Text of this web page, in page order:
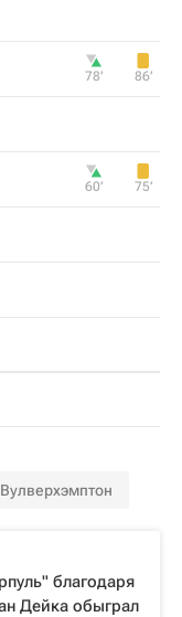
78‎’‎ 86‎’‎
60‎’‎ 75‎’‎
Вулверхэмптон
благодаря
Дейка обыграл